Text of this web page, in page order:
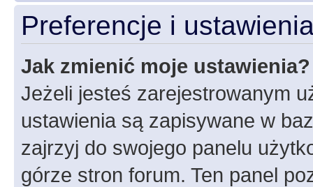
Preferencje i
Jak zmienić moje ustawienia?
Jeżeli jesteś zarejestrowanym
ustawienia są zapisywane w
zajrzyj do swojego panelu
górze stron forum. Ten panel